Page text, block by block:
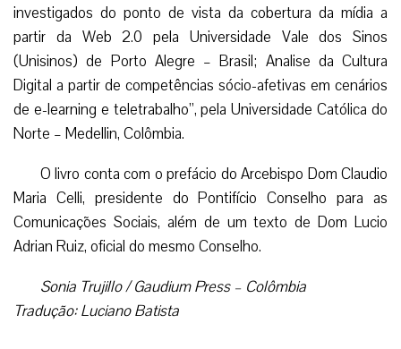
investigados do ponto de vista da cobertura da mídia a
partir da Web 2.0 pela Universidade Vale dos Sinos
(Unisinos) de Porto Alegre – Brasil; Analise da Cultura
Digital a partir de competências sócio-afetivas em cenários
de e-learning e teletrabalho”, pela Universidade Católica do
Norte – Medellin, Colômbia.
O livro conta com o prefácio do Arcebispo Dom Claudio
Maria Celli, presidente do Pontifício Conselho para as
Comunicações Sociais, além de um texto de Dom Lucio
Adrian Ruiz, oficial do mesmo Conselho.
Sonia Trujillo / Gaudium Press – Colômbia
Tradução: Luciano Batista